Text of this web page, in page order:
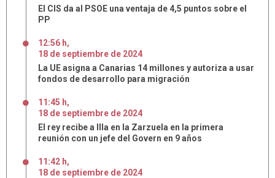
El CIS da al PSOE una ventaja de 4,5 puntos sobre el
PP
12:56 h,
18 de septiembre de 2024
La UE asigna a Canarias 14 millones y autoriza a usar
fondos de desarrollo para migración
11:45 h,
18 de septiembre de 2024
El rey recibe a Illa en la Zarzuela en la primera
reunión con un jefe del Govern en 9 años
11:42 h,
18 de septiembre de 2024